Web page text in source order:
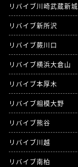
リバイブ川崎武蔵新城
リバイブ新所沢
リバイブ蕨川口
リバイブ横浜大倉山
リバイブ本厚木
リバイブ相模大野
リバイブ熊谷
リバイブ川越
リバイブ南柏